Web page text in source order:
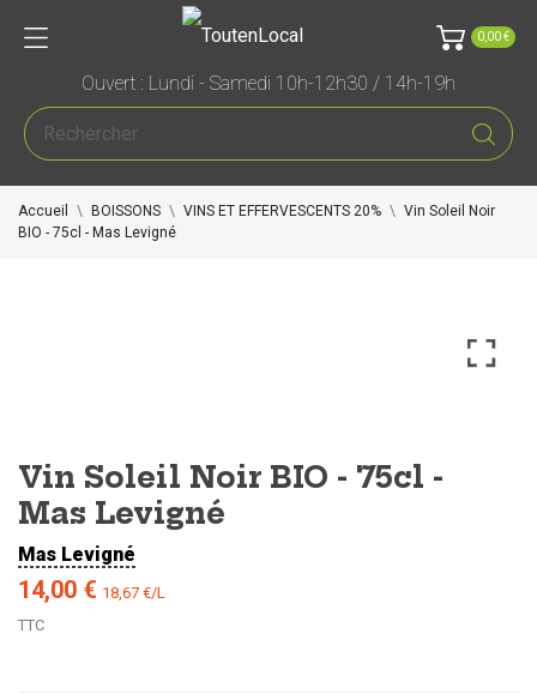
0,00 €
Ouvert : Lundi - Samedi 10h-12h30 / 14h-19h
Accueil BOISSONS VINS ET EFFERVESCENTS 20%
Vin Soleil Noir
BIO - 75cl - Mas Levigné
Vin Soleil Noir BIO - 75cl -
Mas Levigné
Mas Levigné
14,00 € 18,67 €/L
TTC